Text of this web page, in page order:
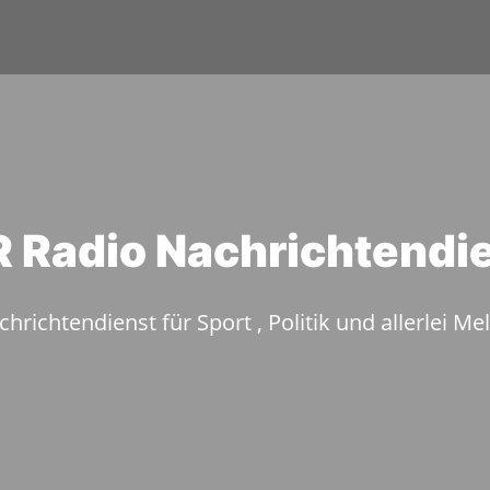
Radio
für Sport , Politik und allerlei